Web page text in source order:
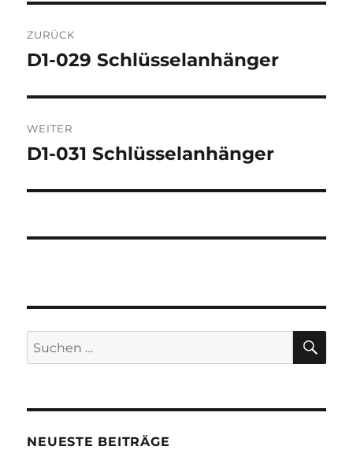
ZURÜCK
Vorheriger
D1-029 Schlüsselanhänger
WEITER
Nächster
D1-031 Schlüsselanhänger
Suchen
nach:
NEUESTE BEITRÄGE